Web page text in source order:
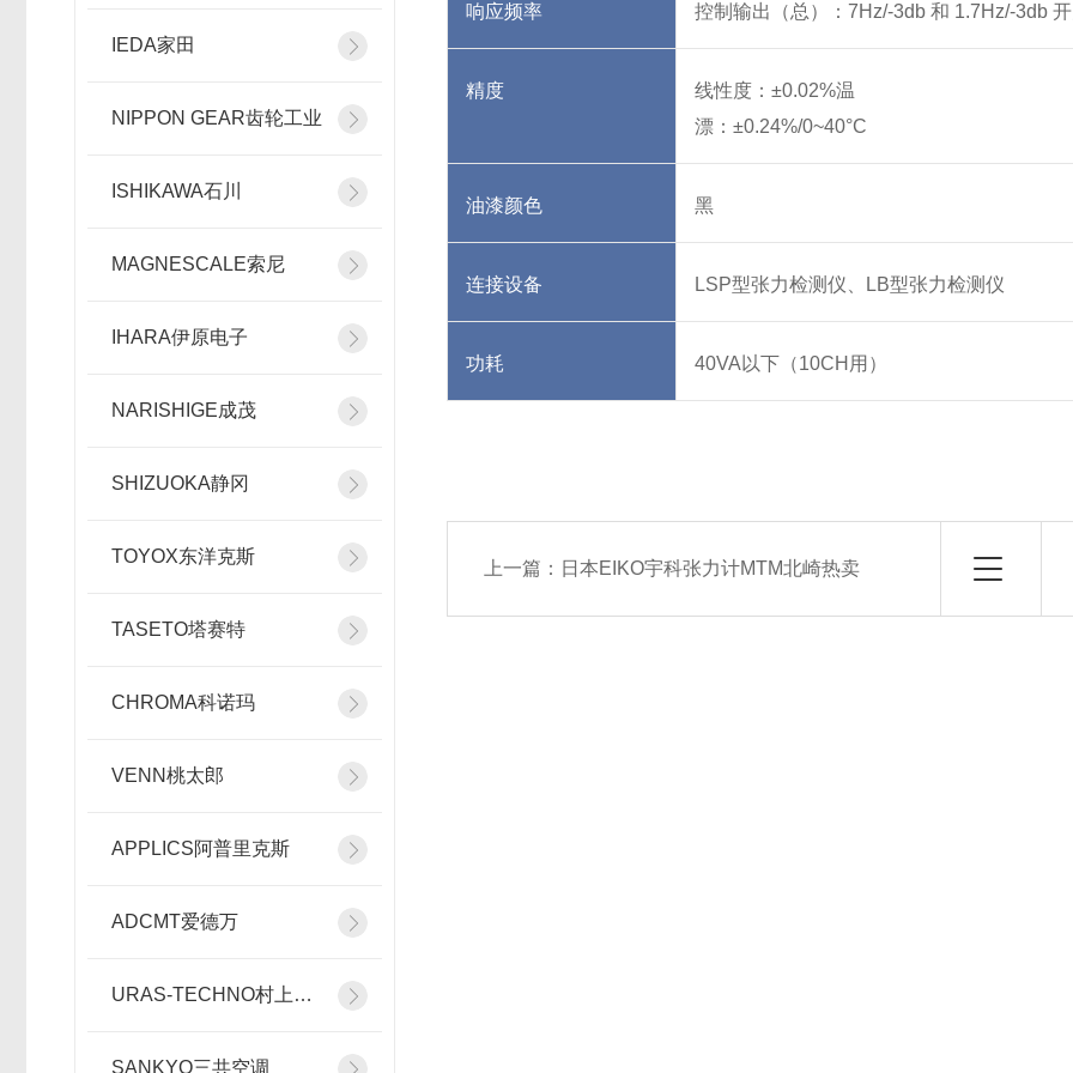
IEDA家田
NIPPON GEAR齿轮工业
ISHIKAWA石川
MAGNESCALE索尼
IHARA伊原电子
NARISHIGE成茂
SHIZUOKA静冈
TOYOX东洋克斯
TASETO塔赛特
CHROMA科诺玛
VENN桃太郎
APPLICS阿普里克斯
ADCMT爱德万
URAS-TECHNO村上精机
SANKYO三共空调
响应频率 控制输出（总）：7Hz/-3db 和 1.7Hz/-3db
精度
线性度：±0.02%温
漂：±0.24%/0~40°C
油漆颜色 黑
连接设备 LSP型张力检测仪、LB型张力检测仪
功耗 40VA以下（10CH用）
上一篇： 日本EIKO宇科张力计MTM北崎热卖